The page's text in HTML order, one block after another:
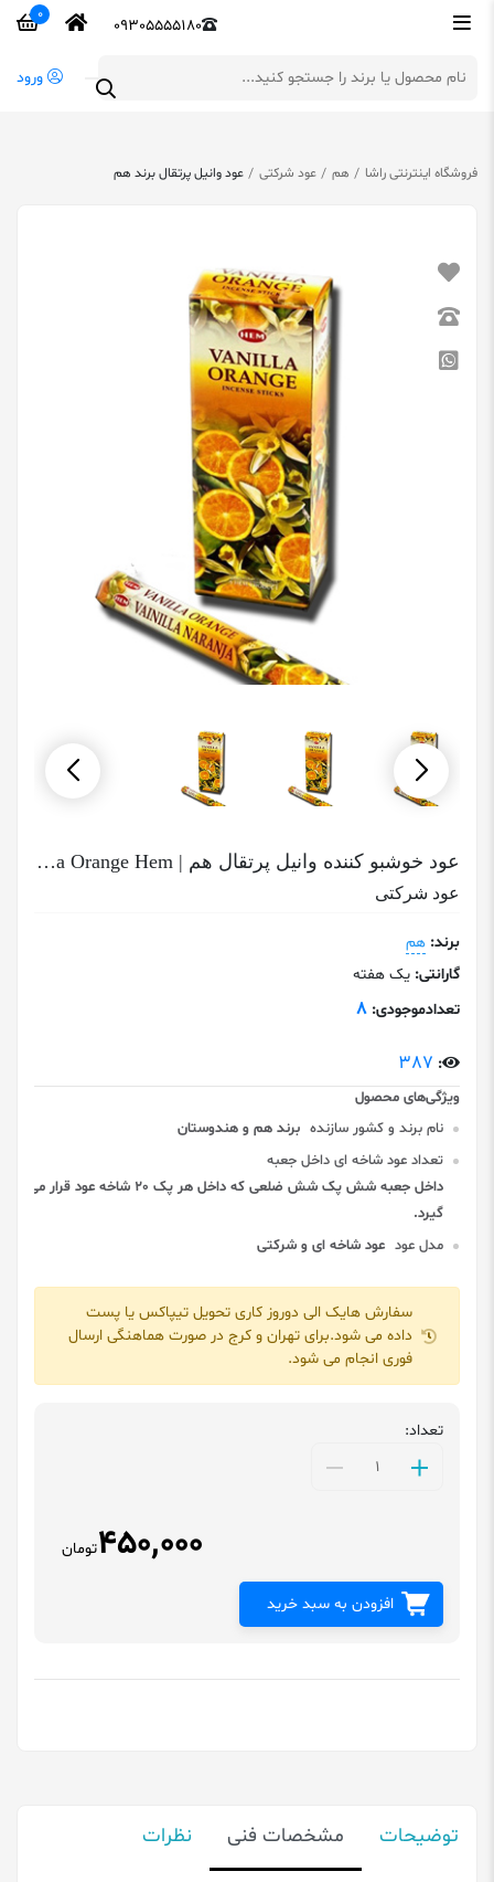
09305555180
0
ورود
فروشگاه اینترنتی راشا هم عود شرکتی عود وانیل پرتقال برند هم
عود خوشبو کننده وانیل پرتقال هم | Vanilla Orange Hem
عود شرکتی
برند: هم
گارانتی: یک هفته
تعدادموجودی: 8
:
387
نام برند و کشور سازنده برند هم و هندوستان
تعداد عود شاخه ای داخل جعبه
داخل جعبه شش پک شش ضلعی که داخل هر پک 20 شاخه عود قرار می
گیرد.
مدل عود عود شاخه ای و شرکتی
سفارش هایک الی دوروز کاری تحویل تیپاکس یا پست
داده می شود.برای تهران و کرج در صورت هماهنگی ارسال
فوری انجام می شود.
تعداد:
450,000تومان
افزودن به سبد خرید
توضیحات مشخصات فنی نظرات